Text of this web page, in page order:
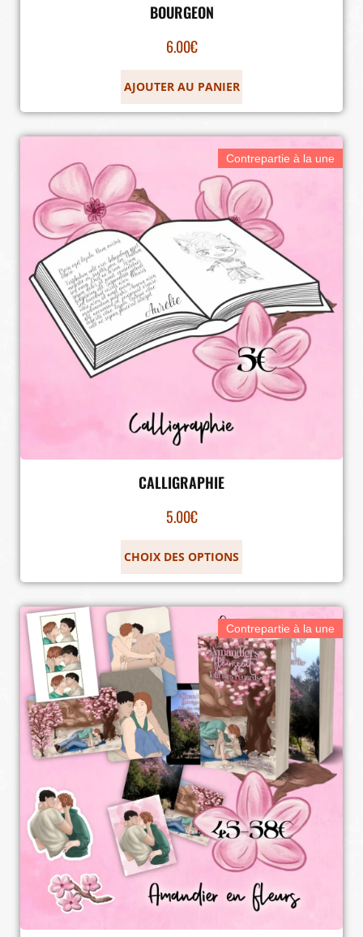
BOURGEON
6.00€
AJOUTER AU PANIER
Contrepartie à la une
CALLIGRAPHIE
5.00€
CHOIX DES OPTIONS
Contrepartie à la une